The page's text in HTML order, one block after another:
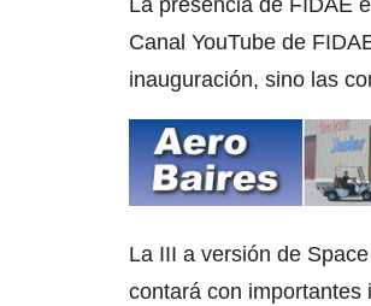
La presencia de FIDAE
Canal YouTube de
inauguración, sino las
La III a versión de
contará con importantes